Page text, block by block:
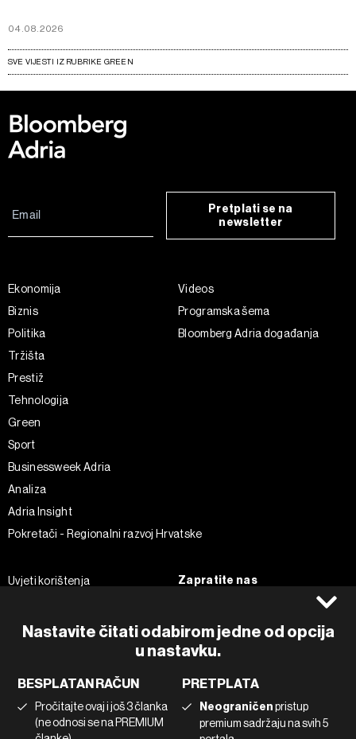
04.08.2026
SVE VIJESTI IZ RUBRIKE GREEN
Nastavite čitati odabirom jedne od opcija
u nastavku.
BESPLATAN RAČUN
Pročitajte ovaj i još 3 članka
(ne odnosi se na PREMIUM
PRETPLATA
Neograničenpristup
premium sadržaju na svih 5
Pretplati se na
newsletter
Ekonomija
Biznis
Politika
Tržišta
Prestiž
Tehnologija
Green
Sport
Businessweek Adria
Analiza
Adria Insight
Pokretači - Regionalni razvoj Hrvatske
Videos
Programska šema
Bloomberg Adria događanja
Uvjeti korištenja
Politika kolačića
Korištenje umjetne inteligencije
Zapratite nas
Instagram
Twitter
Tiktok